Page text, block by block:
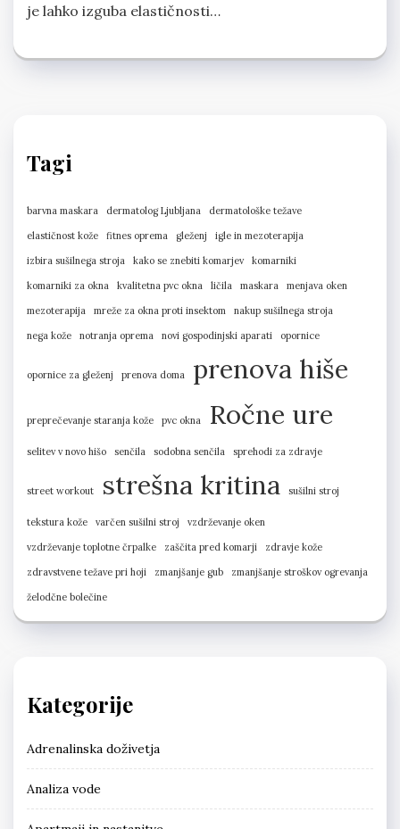
je lahko izguba elastičnosti…
Tagi
barvna maskara dermatolog Ljubljana
dermatološke težave
elastičnost kože
fitnes oprema gleženj
igle in mezoterapija
izbira sušilnega stroja
kako se znebiti komarjev
komarniki
komarniki za okna
kvalitetna pvc okna ličila maskara
menjava oken
mezoterapija
mreže za okna proti insektom
nakup sušilnega stroja
nega kože
notranja oprema novi gospodinjski aparati opornice
opornice za gleženj prenova doma prenova hiše
preprečevanje staranja kože pvc okna Ročne ure
selitev v novo hišo senčila sodobna senčila sprehodi za zdravje
street workout strešna kritina sušilni stroj
tekstura kože varčen sušilni stroj
vzdrževanje oken
vzdrževanje toplotne črpalke
zaščita pred komarji
zdravje kože
zdravstvene težave pri hoji
zmanjšanje gub
zmanjšanje stroškov ogrevanja
želodčne bolečine
Kategorije
Adrenalinska doživetja
Analiza vode